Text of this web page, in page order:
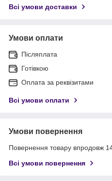
Всі умови доставки
Умови оплати
Післяплата
Готівкою
Оплата за реквізитами
Всі умови оплати
Умови повернення
Повернення товару впродовж
Всі умови повернення